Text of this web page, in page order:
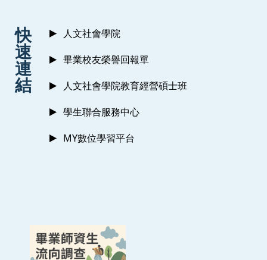
快
速
連
結
人文社會學院
畢業校友榮譽回報單
人文社會學院教育經營碩士班
學生聯合服務中心
MY數位學習平台